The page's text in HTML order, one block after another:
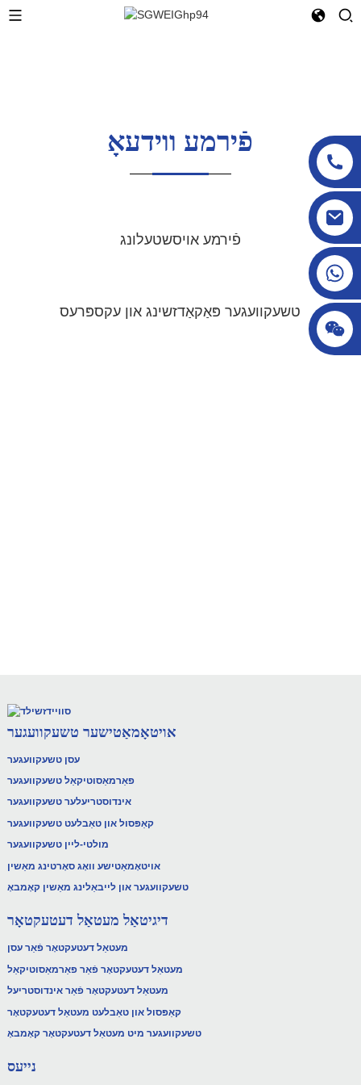
פֿירמע ווידעאָ
פֿירמע אויסשטעלונג
טשעקוועגער פּאַקאַדזשינג און עקספּרעס
אויטאָמאַטישער טשעקוועגער
עסן טשעקוועגער
פאַרמאַסוטיקאַל טשעקוועגער
אינדוסטריעלער טשעקוועגער
קאַפּסול און טאַבלעט טשעקוועגער
מולטי-ליין טשעקוועגער
אויטאָמאַטישע וואָג סאָרטינג מאַשין
טשעקוועגער און לייבאַלינג מאַשין קאָמבאָ
דיגיטאַל מעטאַל דעטעקטאָר
מעטאַל דעטעקטאָר פֿאַר עסן
מעטאַל דעטעקטאָר פֿאַר פאַרמאַסוטיקאַל
מעטאַל דעטעקטאָר פֿאַר אינדוסטריעל
קאַפּסול און טאַבלעט מעטאַל דעטעקטאָר
טשעקוועגער מיט מעטאַל דעטעקטאָר קאָמבאָ
נייעס